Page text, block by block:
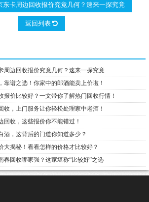
东卡周边回收报价究竟几何？速来一探究竟
返回列表
周边回收报价究竟几何？速来一探究竟
靠谱之选！你家中的郎酒能卖上价啦！
报价比较好？一文带你了解热门回收行情！
收，上门服务让你轻松处理家中老酒！
回收，这些报价你不能错过！
酒，这背后的门道你知道多少？
大揭秘！看看怎样的价格才比较好？
春回收哪家强？这家堪称“比较好”之选